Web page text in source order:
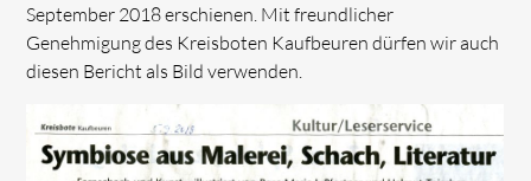
September 2018 erschienen. Mit freundlicher
Genehmigung des Kreisboten Kaufbeuren dürfen wir auch
diesen Bericht als Bild verwenden.